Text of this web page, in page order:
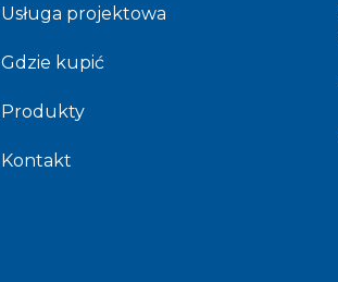
Usługa projektowa
Gdzie kupić
Produkty
Kontakt